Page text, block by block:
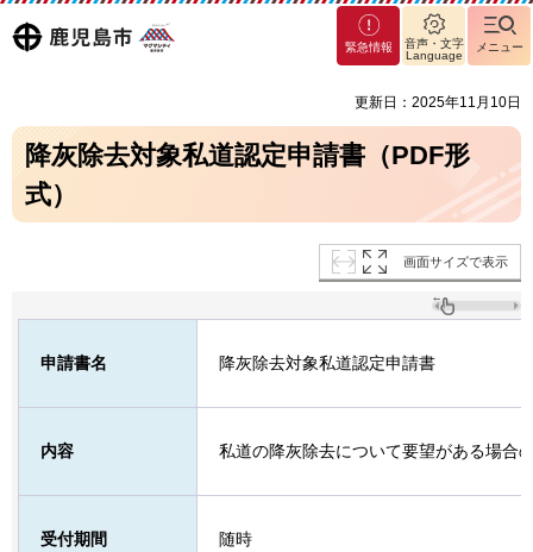
鹿児島
マグ
マシ
緊急情報
音声・文字
Language
メニュー
更新日：2025年11月10日
降灰除去対象私道認定申請書（PDF形
式）
画面サイズで表示
申請書名 降灰除去対象私道認定申請書
内容 私道の降灰除去について要望がある場合
受付期間 随時